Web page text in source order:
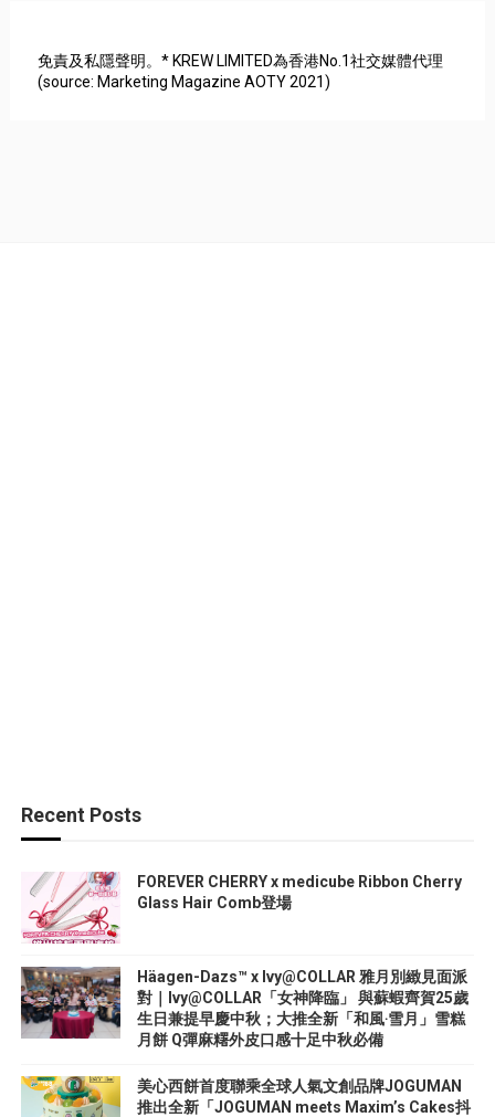
免責及私隱聲明。* KREW LIMITED為香港No.1社交媒體代理
(source: Marketing Magazine AOTY 2021)
Recent Posts
FOREVER CHERRY x medicube Ribbon Cherry
Glass Hair Comb登場
Häagen-Dazs™ x Ivy@COLLAR 雅月別緻見面派
對｜Ivy@COLLAR「女神降臨」 與蘇蝦齊賀25歲
生日兼提早慶中秋；大推全新「和風‧雪月」雪糕
月餅 Q彈麻糬外皮口感十足中秋必備
美心西餅首度聯乘全球人氣文創品牌JOGUMAN
推出全新「JOGUMAN meets Maxim’s Cakes抖